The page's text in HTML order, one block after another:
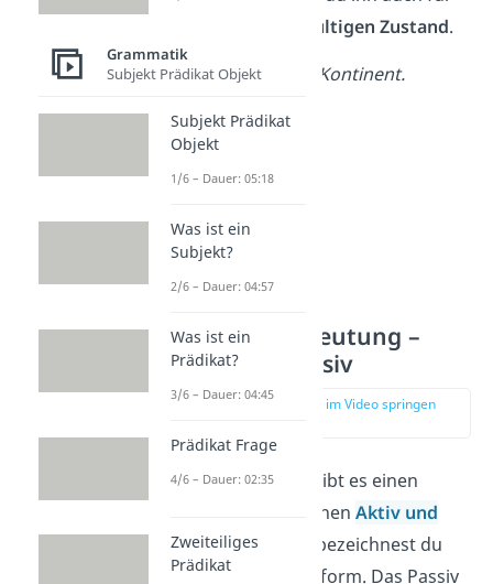
allgemeingültigen Zustand.
Europa
ein Kontinent.
Indikativ Bedeutung –
Aktiv und Passiv
zur Stelle im Video springen
Für den Indikativ gibt es einen
Unterschied zwischen Aktiv und
Passiv. Das Aktiv bezeichnest du
auch als Tätigkeitsform. Das Passiv
Grammatik
Subjekt Prädikat Objekt
Subjekt Prädikat
Objekt
1/6 – Dauer: 05:18
Was ist ein
Subjekt?
2/6 – Dauer: 04:57
Was ist ein
Prädikat?
3/6 – Dauer: 04:45
Prädikat Frage
4/6 – Dauer: 02:35
Zweiteiliges
Prädikat